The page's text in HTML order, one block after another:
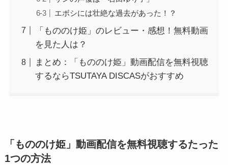
エボシには壮絶な過去があった！？
「もののけ姫」のレビュー・感想！無料動画
を見た人は？
まとめ：「もののけ姫」動画配信を無料視聴
するならTSUTAYA DISCASがおすすめ
「もののけ姫」動画配信を無料視聴するたった
1つの方法